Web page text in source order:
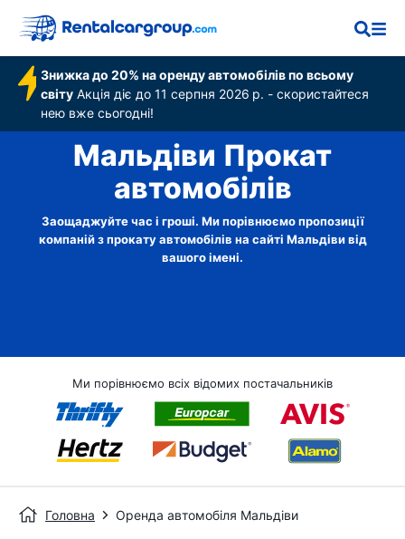
Знижка до 20% на оренду автомобілів по всьому
світу Акція діє до 11 серпня 2026 р. - скористайтеся
нею вже сьогодні!
Мальдіви Прокат
автомобілів
Заощаджуйте час і гроші. Ми порівнюємо пропозиції
компаній з прокату автомобілів на сайті Мальдіви від
вашого імені.
Ми порівнюємо всіх відомих постачальників
Головна Оренда автомобіля Мальдіви